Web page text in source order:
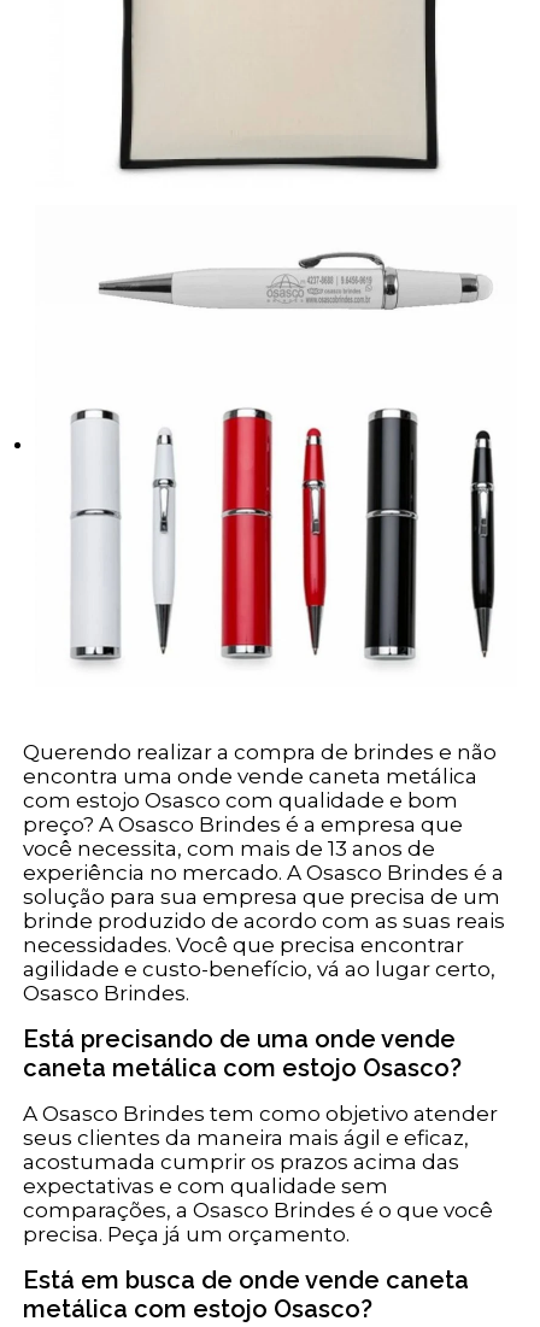
Querendo realizar a compra de brindes e não
encontra uma onde vende caneta metálica
com estojo Osasco com qualidade e bom
preço? A Osasco Brindes é a empresa que
você necessita, com mais de 13 anos de
experiência no mercado. A Osasco Brindes é a
solução para sua empresa que precisa de um
brinde produzido de acordo com as suas reais
necessidades. Você que precisa encontrar
agilidade e custo-benefício, vá ao lugar certo,
Osasco Brindes.
Está precisando de uma onde vende
caneta metálica com estojo Osasco?
A Osasco Brindes tem como objetivo atender
seus clientes da maneira mais ágil e eficaz,
acostumada cumprir os prazos acima das
expectativas e com qualidade sem
comparações, a Osasco Brindes é o que você
precisa. Peça já um orçamento.
Está em busca de onde vende caneta
metálica com estojo Osasco?